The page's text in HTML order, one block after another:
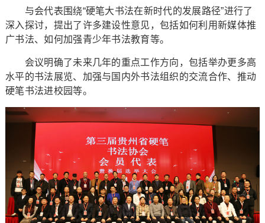
与会代表围绕“硬笔大书法在新时代的发展路径”进行了
深入探讨，提出了许多建设性意见，包括如何利用新媒体推
广书法、如何加强青少年书法教育等。
会议明确了未来几年的重点工作方向，包括举办更多高
水平的书法展览、加强与国内外书法组织的交流合作、推动
硬笔书法进校园等。